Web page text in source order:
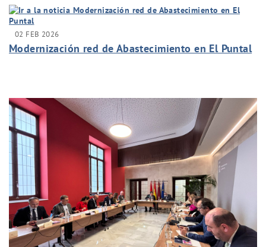
02 FEB 2026
Modernización red de Abastecimiento en El Puntal